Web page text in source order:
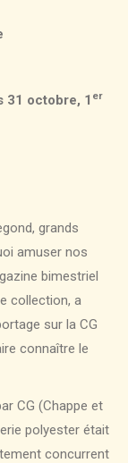
31 octobre, 1 er
grands
amuser nos
bimestriel
collection, a
sur la CG
connaître le
CG (Chappe et
polyester était
concurrent